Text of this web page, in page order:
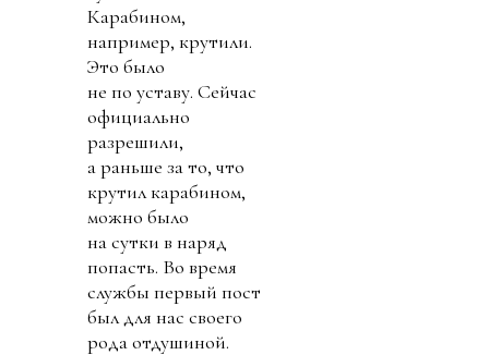
Карабином,
например, крутили.
Это было
не по уставу. Сейчас
официально
разрешили,
а раньше за то, что
крутил карабином,
можно было
на сутки в наряд
попасть. Во время
службы первый пост
был для нас своего
рода отдушиной.